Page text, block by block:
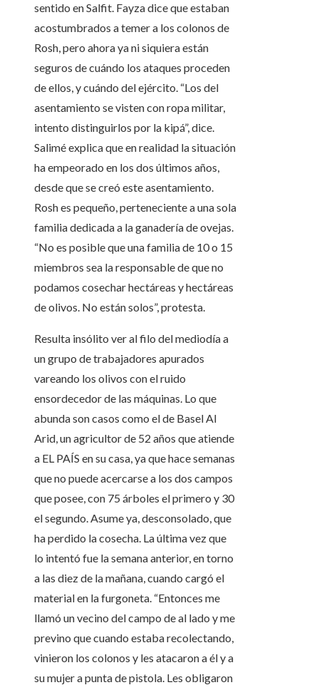
sentido en Salfit. Fayza dice que estaban
acostumbrados a temer a los colonos de
Rosh, pero ahora ya ni siquiera están
seguros de cuándo los ataques proceden
de ellos, y cuándo del ejército. “Los del
asentamiento se visten con ropa militar,
intento distinguirlos por la kipá”, dice.
Salimé explica que en realidad la situación
ha empeorado en los dos últimos años,
desde que se creó este asentamiento.
Rosh es pequeño, perteneciente a una sola
familia dedicada a la ganadería de ovejas.
“No es posible que una familia de 10 o 15
miembros sea la responsable de que no
podamos cosechar hectáreas y hectáreas
de olivos. No están solos”, protesta.
Resulta insólito ver al filo del mediodía a
un grupo de trabajadores apurados
vareando los olivos con el ruido
ensordecedor de las máquinas. Lo que
abunda son casos como el de Basel Al
Arid, un agricultor de 52 años que atiende
a EL PAÍS en su casa, ya que hace semanas
que no puede acercarse a los dos campos
que posee, con 75 árboles el primero y 30
el segundo. Asume ya, desconsolado, que
ha perdido la cosecha. La última vez que
lo intentó fue la semana anterior, en torno
a las diez de la mañana, cuando cargó el
material en la furgoneta. “Entonces me
llamó un vecino del campo de al lado y me
previno que cuando estaba recolectando,
vinieron los colonos y les atacaron a él y a
su mujer a punta de pistola. Les obligaron